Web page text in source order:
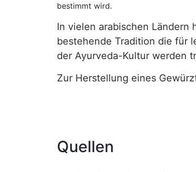
bestimmt wird.
In vielen arabischen Ländern
bestehende Tradition die für
der Ayurveda-Kultur werden
Zur Herstellung eines
Quellen